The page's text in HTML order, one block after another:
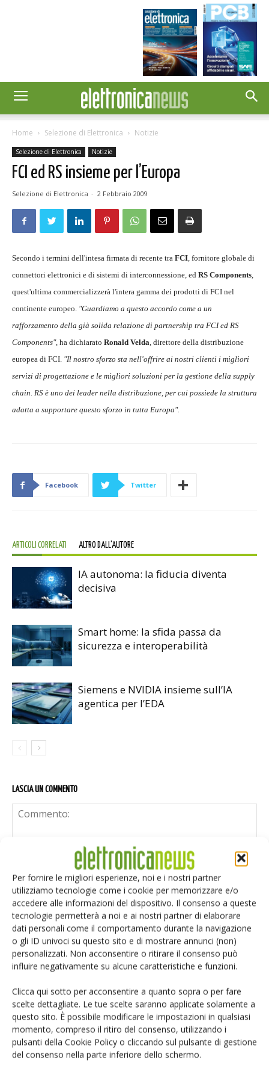
Per fornire le migliori esperienze, noi e i nostri partner
utilizziamo tecnologie come i cookie per memorizzare e/o
accedere alle informazioni del dispositivo. Il consenso a queste
tecnologie permetterà a noi e ai nostri partner di elaborare
dati personali come il comportamento durante la navigazione
o gli ID univoci su questo sito e di mostrare annunci (non)
personalizzati. Non acconsentire o ritirare il consenso può
influire negativamente su alcune caratteristiche e funzioni.
Clicca qui sotto per acconsentire a quanto sopra o per fare
scelte dettagliate. Le tue scelte saranno applicate solamente a
questo sito. È possibile modificare le impostazioni in qualsiasi
momento, compreso il ritiro del consenso, utilizzando i
pulsanti della Cookie Policy o cliccando sul pulsante di gestione
del consenso nella parte inferiore dello schermo.
Home Selezione di Elettronica Notizie
Selezione di Elettronica Notizie
FCI ed RS insieme per l’Europa
Selezione di Elettronica - 2 Febbraio 2009
Secondo i termini dell'intesa firmata di recente tra FCI, fornitore globale di
connettori elettronici e di sistemi di interconnessione, ed RS Components,
quest'ultima commercializzerà l'intera gamma dei prodotti di FCI nel
continente europeo. "Guardiamo a questo accordo come a un
rafforzamento della già solida relazione di partnership tra FCI ed RS
Components", ha dichiarato Ronald Velda, direttore della distribuzione
europea di FCI. "Il nostro sforzo sta nell'offrire ai nostri clienti i migliori
servizi di progettazione e le migliori soluzioni per la gestione della supply
chain. RS è uno dei leader nella distribuzione, per cui possiede la struttura
adatta a supportare questo sforzo in tutta Europa".
Facebook Twitter
ARTICOLI CORRELATI ALTRO DALL'AUTORE
IA autonoma: la fiducia diventa
decisiva
Smart home: la sfida passa da
sicurezza e interoperabilità
Siemens e NVIDIA insieme sull’IA
agentica per l’EDA
LASCIA UN COMMENTO
Salva il mio nome, email e sito web in questo browser per i
prossimi commenti.